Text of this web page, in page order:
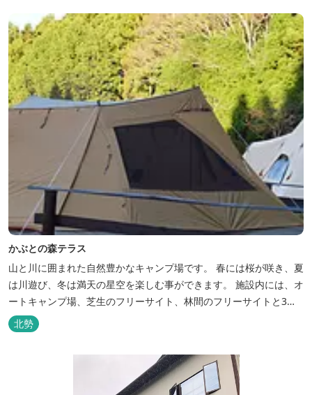
かぶとの森テラス
山と川に囲まれた自然豊かなキャンプ場です。 春には桜が咲き、夏
は川遊び、冬は満天の星空を楽しむ事ができます。 施設内には、オ
ートキャンプ場、芝生のフリーサイト、林間のフリーサイトと3種
類のキャンプ場があり、豊かな自然の中でのんびりとキャンプを楽
しむ事ができます。 テント泊が苦手な方や、小さなお子様連れの方
はコテージがおススメ。 大小合わせて6棟のコテージがあります。
北勢